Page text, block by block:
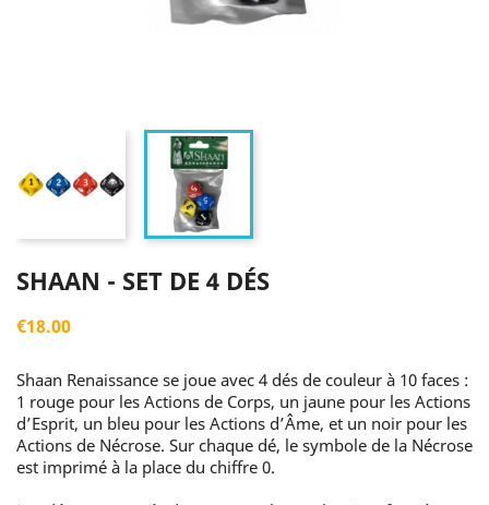
SHAAN - SET DE 4 DÉS
€18.00
Shaan Renaissance se joue avec 4 dés de couleur à 10 faces :
1 rouge pour les Actions de Corps, un jaune pour les Actions
d’Esprit, un bleu pour les Actions d’Âme, et un noir pour les
Actions de Nécrose. Sur chaque dé, le symbole de la Nécrose
est imprimé à la place du chiffre 0.